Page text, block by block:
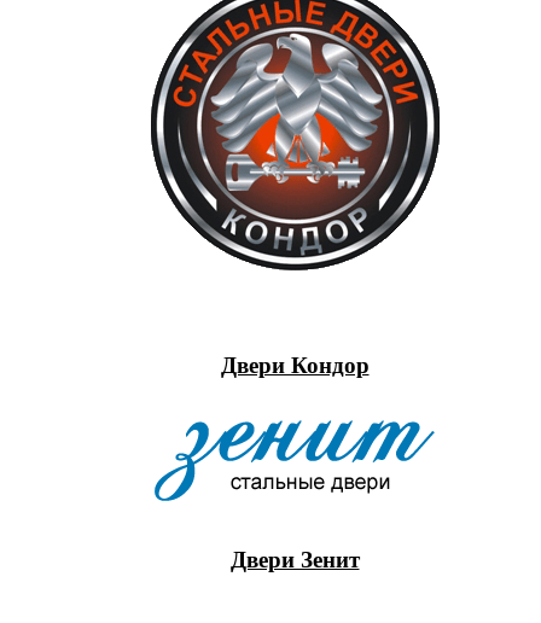
Двери Кондор
Двери Зенит